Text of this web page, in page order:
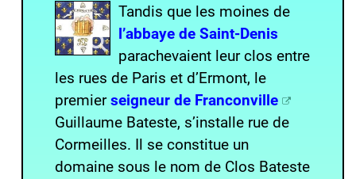
Tandis que les moines de
l’abbaye de Saint-Denis
parachevaient leur clos entre
les rues de Paris et d’Ermont, le
premierseigneur de Franconville
Guillaume Bateste, s’installe rue de
Cormeilles. Il se constitue un
domaine sous le nom de Clos Bateste